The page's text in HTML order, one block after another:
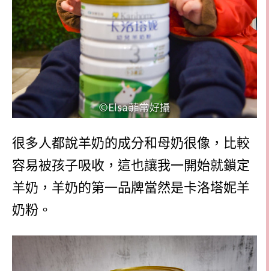
很多人都說羊奶的成分和母奶很像，比較
容易被孩子吸收，這也讓我一開始就鎖定
羊奶，羊奶的第一品牌當然是卡洛塔妮羊
奶粉。